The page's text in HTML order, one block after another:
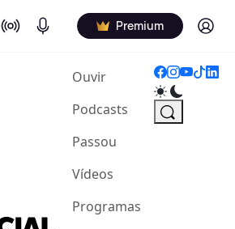
On Air Podcasts Premium Log in
Ouvir(current)
Podcasts
Passou
Vídeos
Programas